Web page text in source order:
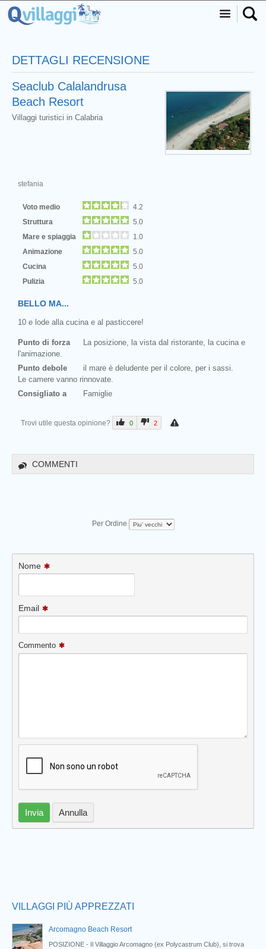
DETTAGLI RECENSIONE
Seaclub Calalandrusa
Beach Resort
Villaggi turistici in Calabria
stefania
Voto medio
4.2
Struttura
5.0
Mare e spiaggia
1.0
Animazione
5.0
Cucina
5.0
Pulizia
5.0
BELLO MA...
10 e lode alla cucina e al pasticcere!
Punto di forza
La posizione, la vista dal ristorante, la cucina e
l'animazione.
Punto debole
il mare è deludente per il colore, per i sassi.
Le camere vanno rinnovate.
Consigliato a
Famiglie
Trovi utile questa opinione? 0 2
COMMENTI
Per Ordine
Nome
Email
Commento
Invia Annulla
VILLAGGI PIÙ APPREZZATI
Arcomagno Beach Resort
POSIZIONE - Il Villaggio Arcomagno (ex Polycastrum Club), si trova